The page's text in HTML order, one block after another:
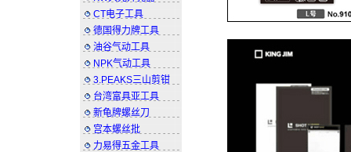
CT电子工具
德国得力牌工具
油谷气动工具
NPK气动工具
3.PEAKS三山剪钳
台湾富具亚工具
新龟牌螺丝刀
宫本螺丝批
力易得五金工具